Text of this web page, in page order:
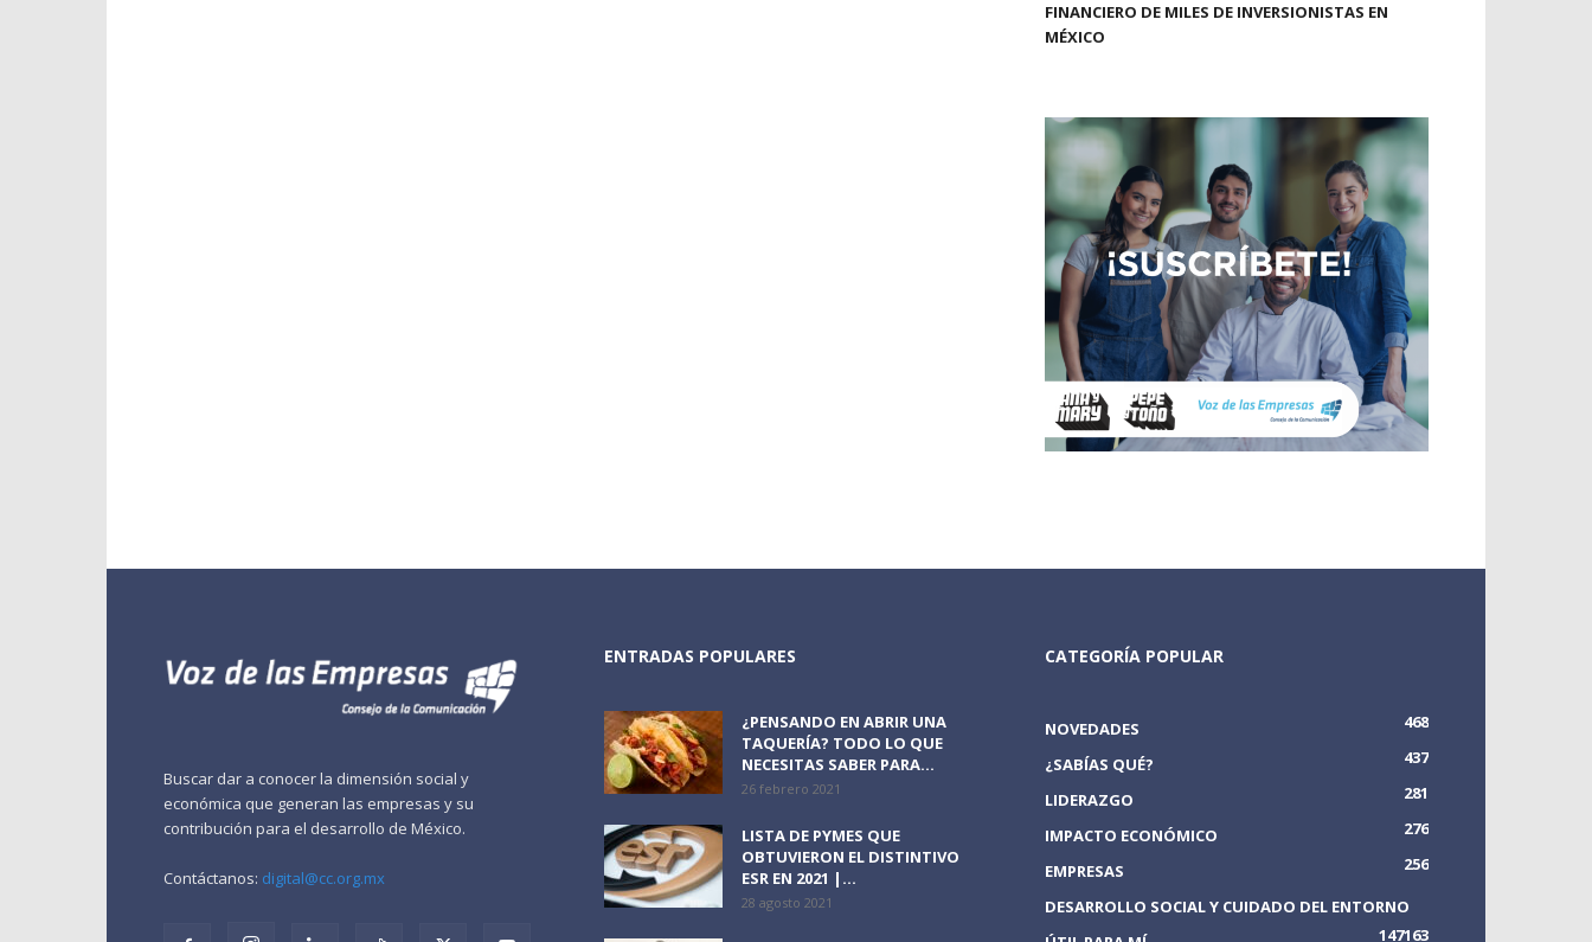
FINANCIERO DE MILES DE INVERSIONISTAS EN
MÉXICO
Buscar dar a conocer la dimensión social y
económica que generan las empresas y su
contribución para el desarrollo de México.
Contáctanos: digital@cc.org.mx
ENTRADAS POPULARES
¿PENSANDO EN ABRIR UNA
TAQUERÍA? TODO LO QUE
NECESITAS SABER PARA...
26 febrero 2021
LISTA DE PYMES QUE
OBTUVIERON EL DISTINTIVO
ESR EN 2021 |...
28 agosto 2021
CATEGORÍA POPULAR
NOVEDADES
468
¿SABÍAS QUÉ?
437
LIDERAZGO
281
IMPACTO ECONÓMICO
276
EMPRESAS
256
DESARROLLO SOCIAL Y CUIDADO DEL ENTORNO
163
147